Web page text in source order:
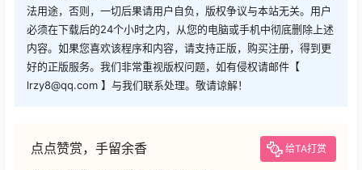
法用途，否则，一切后果请用户自负，版权争议与本站无关。用户
必须在下载后的24个小时之内，从您的电脑或手机中彻底删除上述
内容。如果您喜欢该程序和内容，请支持正版，购买注册，得到更
好的正版服务。我们非常重视版权问题，如有侵权请邮件【
lrzy8@qq.com 】与我们联系处理。敬请谅解！
点点赞赏，手留余香 给TA打赏